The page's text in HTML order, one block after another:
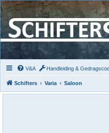
V&A Handleiding &
Schifters Varia Saloon